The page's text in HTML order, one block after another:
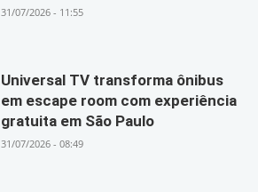
31/07/2026 - 11:55
Universal TV transforma ônibus
em escape room com experiência
gratuita em São Paulo
31/07/2026 - 08:49